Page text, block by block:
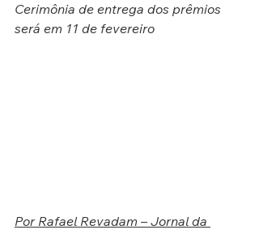
Cerimônia de entrega dos prêmios
será em 11 de fevereiro
Por Rafael Revadam – Jornal da